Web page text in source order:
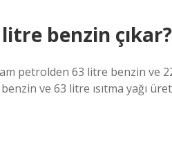
benzin çıkar?
petrolden 63 litre benzin ve
ve 63 litre ısıtma yağı